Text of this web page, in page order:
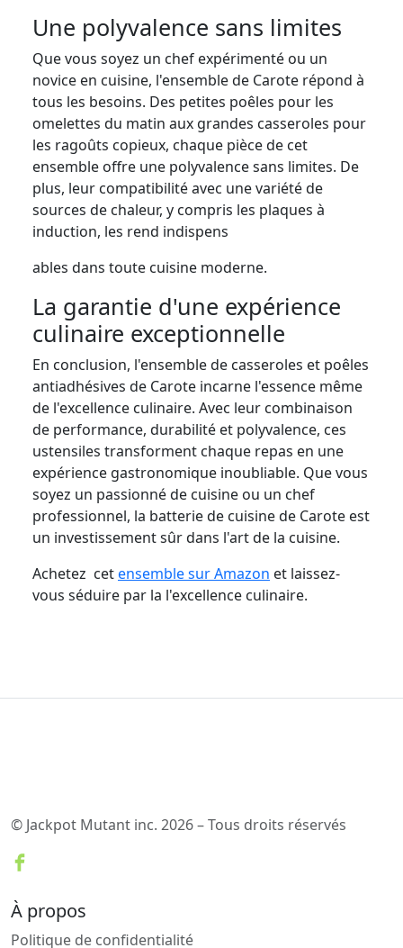
Une polyvalence sans limites
Que vous soyez un chef expérimenté ou un
novice en cuisine, l'ensemble de Carote répond à
tous les besoins. Des petites poêles pour les
omelettes du matin aux grandes casseroles pour
les ragoûts copieux, chaque pièce de cet
ensemble offre une polyvalence sans limites. De
plus, leur compatibilité avec une variété de
sources de chaleur, y compris les plaques à
induction, les rend indispens
ables dans toute cuisine moderne.
La garantie d'une expérience
culinaire exceptionnelle
En conclusion, l'ensemble de casseroles et poêles
antiadhésives de Carote incarne l'essence même
de l'excellence culinaire. Avec leur combinaison
de performance, durabilité et polyvalence, ces
ustensiles transforment chaque repas en une
expérience gastronomique inoubliable. Que vous
soyez un passionné de cuisine ou un chef
professionnel, la batterie de cuisine de Carote est
un investissement sûr dans l'art de la cuisine.
Achetez cetensemble sur Amazon et laissez-
vous séduire par la l'excellence culinaire.
© Jackpot Mutant inc. 2026 – Tous droits réservés
À propos
Politique de confidentialité